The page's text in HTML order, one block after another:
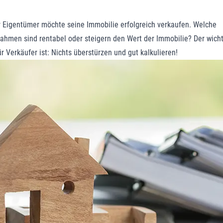
Eigentümer möchte seine Immobilie erfolgreich verkaufen. Welche
sind rentabel oder steigern den Wert der Immobilie? Der
Verkäufer ist: Nichts überstürzen und gut kalkulieren!